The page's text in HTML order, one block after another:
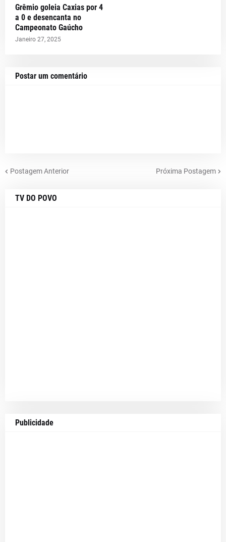
Grêmio goleia Caxias por 4
a 0 e desencanta no
Campeonato Gaúcho
Janeiro 27, 2025
Postar um comentário
Postagem Anterior Próxima Postagem
TV DO POVO
Publicidade